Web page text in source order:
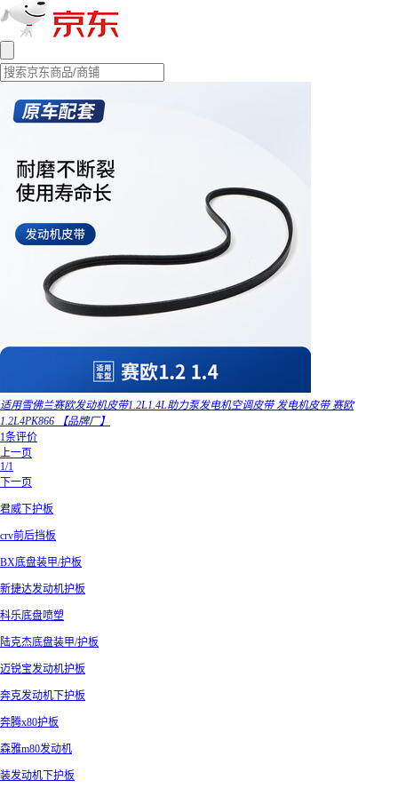
适用雪佛兰赛欧发动机皮带1.2L1.4L助力泵发电机空调皮带 发电机皮带 赛欧
1.2L4PK866 【品牌厂】
1条评价
上一页
1/1
下一页
君威下护板
crv前后挡板
BX底盘装甲/护板
新捷达发动机护板
科乐底盘喷塑
陆克杰底盘装甲/护板
迈锐宝发动机护板
奔克发动机下护板
奔腾x80护板
森雅m80发动机
装发动机下护板